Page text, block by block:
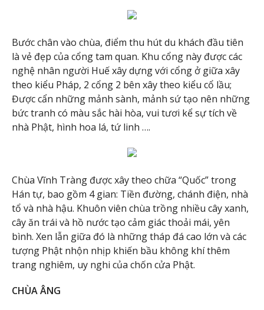
Bước chân vào chùa, điểm thu hút du khách đầu tiên
là vẻ đẹp của cổng tam quan. Khu cổng này được các
nghệ nhân người Huế xây dựng với cổng ở giữa xây
theo kiểu Pháp, 2 cổng 2 bên xây theo kiểu cổ lầu;
Được cẩn những mảnh sành, mảnh sứ tạo nên những
bức tranh có màu sắc hài hòa, vui tươi kể sự tích về
nhà Phật, hình hoa lá, tứ linh ….
Chùa Vĩnh Tràng được xây theo chữa “Quốc” trong
Hán tự, bao gồm 4 gian: Tiền đường, chánh điện, nhà
tổ và nhà hậu. Khuôn viên chùa trồng nhiều cây xanh,
cây ăn trái và hồ nước tạo cảm giác thoải mái, yên
bình. Xen lẫn giữa đó là những tháp đá cao lớn và các
tượng Phật nhộn nhịp khiến bầu không khí thêm
trang nghiêm, uy nghi của chốn cửa Phật.
CHÙA ÂNG